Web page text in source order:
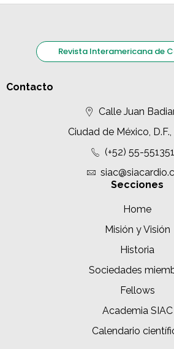
Revista Interamericana de
Contacto
Calle Juan
Ciudad de México,
(+52) 55-
Secciones
Home
Misión y Visión
Historia
Sociedades
Fellows
Academia SIAC
Calendario